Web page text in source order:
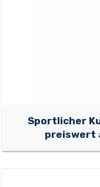
Sportlicher
preiswert